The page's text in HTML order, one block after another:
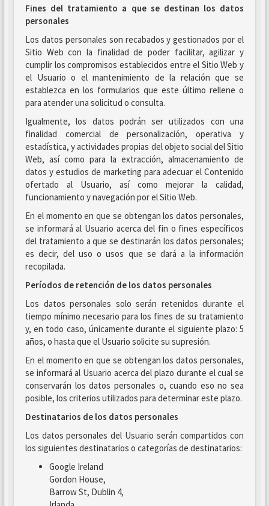
Fines del tratamiento a que se destinan los datos
personales
Los datos personales son recabados y gestionados por el
Sitio Web con la finalidad de poder facilitar, agilizar y
cumplir los compromisos establecidos entre el Sitio Web y
el Usuario o el mantenimiento de la relación que se
establezca en los formularios que este último rellene o
para atender una solicitud o consulta.
Igualmente, los datos podrán ser utilizados con una
finalidad comercial de personalización, operativa y
estadística, y actividades propias del objeto social del Sitio
Web, así como para la extracción, almacenamiento de
datos y estudios de marketing para adecuar el Contenido
ofertado al Usuario, así como mejorar la calidad,
funcionamiento y navegación por el Sitio Web.
En el momento en que se obtengan los datos personales,
se informará al Usuario acerca del fin o fines específicos
del tratamiento a que se destinarán los datos personales;
es decir, del uso o usos que se dará a la información
recopilada.
Períodos de retención de los datos personales
Los datos personales solo serán retenidos durante el
tiempo mínimo necesario para los fines de su tratamiento
y, en todo caso, únicamente durante el siguiente plazo: 5
años, o hasta que el Usuario solicite su supresión.
En el momento en que se obtengan los datos personales,
se informará al Usuario acerca del plazo durante el cual se
conservarán los datos personales o, cuando eso no sea
posible, los criterios utilizados para determinar este plazo.
Destinatarios de los datos personales
Los datos personales del Usuario serán compartidos con
los siguientes destinatarios o categorías de destinatarios:
Google Ireland
Gordon House,
Barrow St, Dublin 4,